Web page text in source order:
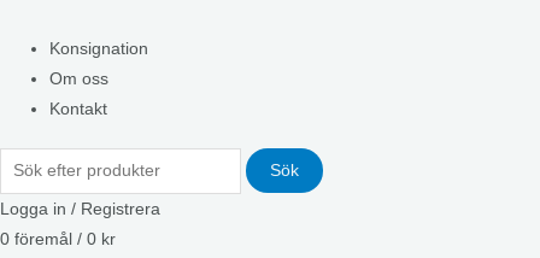
Konsignation
Om oss
Kontakt
Sök
Logga in / Registrera
0 föremål / 0 kr